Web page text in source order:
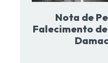
Nota de
Falecimento